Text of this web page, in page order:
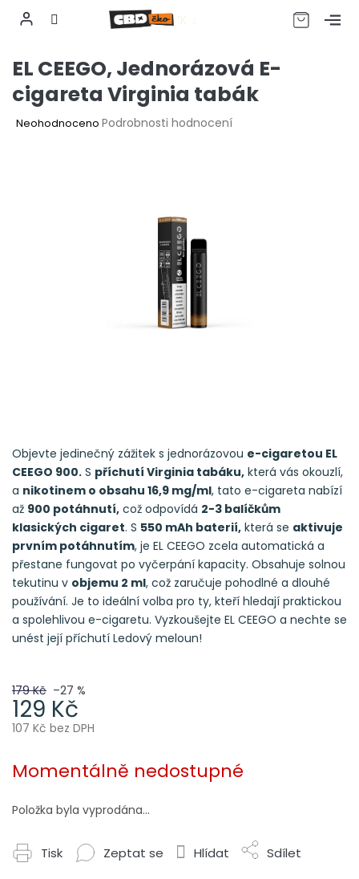
obsah
CZK
EL CEEGO, Jednorázová E-
cigareta Virginia tabák
Průměrné
Neohodnoceno Podrobnosti hodnocení
179 Kč –27 %
129 Kč
107 Kč bez DPH
cena:
Momentálně nedostupné
Položka byla vyprodána…
Objevte jedinečný zážitek s jednorázovou e-cigaretou EL
CEEGO 900. S příchutí Virginia tabáku, která vás okouzlí,
a nikotinem o obsahu 16,9 mg/ml, tato e-cigareta nabízí
až 900 potáhnutí, což odpovídá 2-3 balíčkům
klasických cigaret. S 550 mAh baterií, která se aktivuje
prvním potáhnutím, je EL CEEGO zcela automatická a
přestane fungovat po vyčerpání kapacity. Obsahuje solnou
tekutinu v objemu 2 ml, což zaručuje pohodlné a dlouhé
používání. Je to ideální volba pro ty, kteří hledají praktickou
a spolehlivou e-cigaretu. Vyzkoušejte EL CEEGO a nechte se
unést její příchutí Ledový meloun!
Tisk Zeptat se Hlídat Sdílet